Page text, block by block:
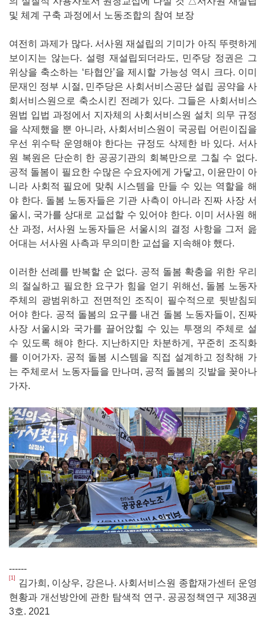
및 체계 구축 과정에서 노동조합의 참여 보장
여전히 과제가 많다. 서사원 재설립의 기미가 아직 뚜렷하게
보이지는 않는다. 설령 재설립되더라도, 민주당 정권은 그
위상을 축소하는 ‘타협안’을 제시할 가능성 역시 크다. 이미
문재인 정부 시절, 민주당은 사회서비스공단 설립 공약을 사
회서비스원으로 축소시킨 전례가 있다. 그들은 사회서비스
원법 입법 과정에서 지자체의 사회서비스원 설치 의무 규정
을 삭제했을 뿐 아니라, 사회서비스원이 국공립 어린이집을
우선 위수탁 운영해야 한다는 규정도 삭제한 바 있다. 서사
원 복원은 단순히 한 공공기관의 회복만으로 그칠 수 없다.
공적 돌봄이 필요한 수많은 수요자에게 가닿고, 이윤만이 아
니라 사회적 필요에 맞춰 시스템을 만들 수 있는 역할을 해
야 한다. 돌봄 노동자들은 기관 사측이 아니라 진짜 사장 서
울시, 국가를 상대로 교섭할 수 있어야 한다. 이미 서사원 해
산 과정, 서사원 노동자들은 서울시의 결정 사항을 그저 읊
어대는 서사원 사측과 무의미한 교섭을 지속해야 했다.
이러한 선례를 반복할 순 없다. 공적 돌봄 확충을 위한 우리
의 절실하고 필요한 요구가 힘을 얻기 위해선, 돌봄 노동자
주체의 광범위하고 전면적인 조직이 필수적으로 뒷받침되
어야 한다. 공적 돌봄의 요구를 내건 돌봄 노동자들이, 진짜
사장 서울시와 국가를 끌어앉힐 수 있는 투쟁의 주체로 설
수 있도록 해야 한다. 지난하지만 차분하게, 꾸준히 조직화
를 이어가자. 공적 돌봄 시스템을 직접 설계하고 정착해 가
는 주체로서 노동자들을 만나며, 공적 돌봄의 깃발을 꽂아나
가자.
------
[1]
김가희, 이상우, 강은나. 사회서비스원 종합재가센터 운영
현황과 개선방안에 관한 탐색적 연구. 공공정책연구 제38권
3호. 2021